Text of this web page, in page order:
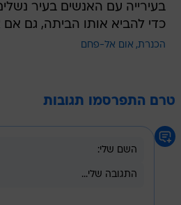
בעירייה עם האנשים בעיר
כדי להביא אותו הביתה, גם
הכנרת אום אל-פחם
טרם התפרסמו תגובות